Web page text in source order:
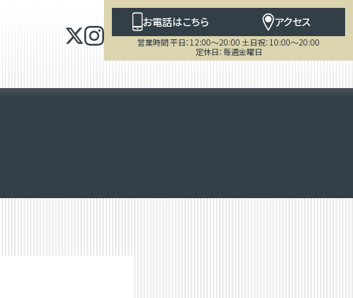
お電話はこちら アクセス
営業時間 平日：12:00～20:00 土日祝：10:00～20:00
定休日：毎週金曜日